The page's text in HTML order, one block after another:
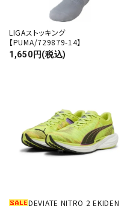
LIGAストッキング
【PUMA/729879-14】
1,650円(税込)
DEVIATE NITRO 2 EKIDEN